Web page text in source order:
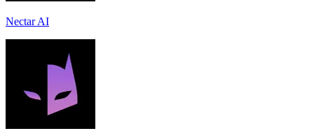
Nectar AI